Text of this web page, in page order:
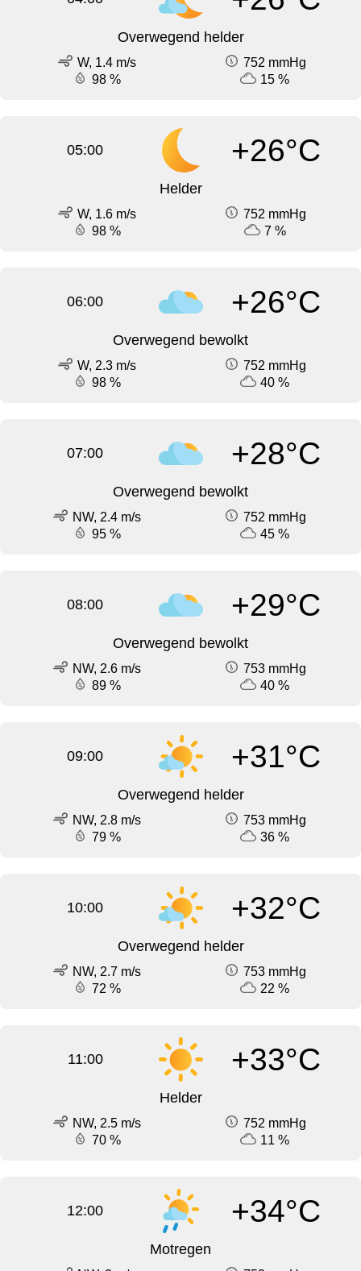
Overwegend helder
W, 1.4 m/s
752 mmHg
98 %
15 %
05:00 +26°C
Helder
W, 1.6 m/s
752 mmHg
98 %
7 %
06:00 +26°C
Overwegend bewolkt
W, 2.3 m/s
752 mmHg
98 %
40 %
07:00 +28°C
Overwegend bewolkt
NW, 2.4 m/s
752 mmHg
95 %
45 %
08:00 +29°C
Overwegend bewolkt
NW, 2.6 m/s
753 mmHg
89 %
40 %
09:00 +31°C
Overwegend helder
NW, 2.8 m/s
753 mmHg
79 %
36 %
10:00 +32°C
Overwegend helder
NW, 2.7 m/s
753 mmHg
72 %
22 %
11:00 +33°C
Helder
NW, 2.5 m/s
752 mmHg
70 %
11 %
12:00 +34°C
Motregen